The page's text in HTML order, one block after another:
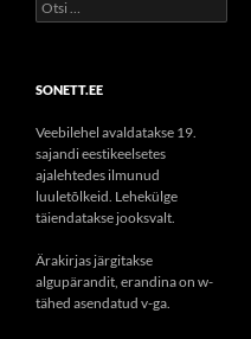
SONETT.EE
Veebilehel avaldatakse 19.
sajandi eestikeelsetes
ajalehtedes ilmunud
luuletõlkeid. Lehekülge
täiendatakse jooksvalt.
Ärakirjas järgitakse
algupärandit, erandina on w-
tähed asendatud v-ga.